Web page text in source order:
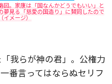
。家康は「国なんかどうでもいい」と
見る「慈愛の国造り」に賛同したので
メージ）
我らが神の君」。公権力
番言ってはならぬセリフ